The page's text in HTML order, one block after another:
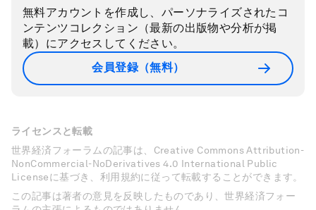
無料アカウントを作成し、パーソナライズされたコ
ンテンツコレクション（最新の出版物や分析が掲
載）にアクセスしてください。
会員登録（無料）
ライセンスと転載
世界経済フォーラムの記事は、Creative Commons Attribution-
NonCommercial-NoDerivatives 4.0 International Public
Licenseに基づき、利用規約に従って転載することができます。
この記事は著者の意見を反映したものであり、世界経済フォー